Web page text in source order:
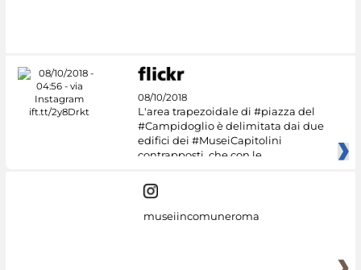
08/10/2018
L'area trapezoidale di #piazza del
#Campidoglio è delimitata dai due
edifici dei #MuseiCapitolini
contrapposti, che con le
museiincomuneroma